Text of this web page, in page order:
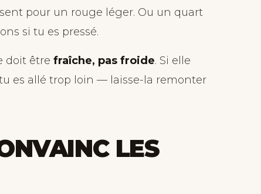
pour un rouge léger. Ou un quart
si tu es pressé.
doit être fraîche, pas froide. Si elle
es allé trop loin — laisse-la remonter
LES